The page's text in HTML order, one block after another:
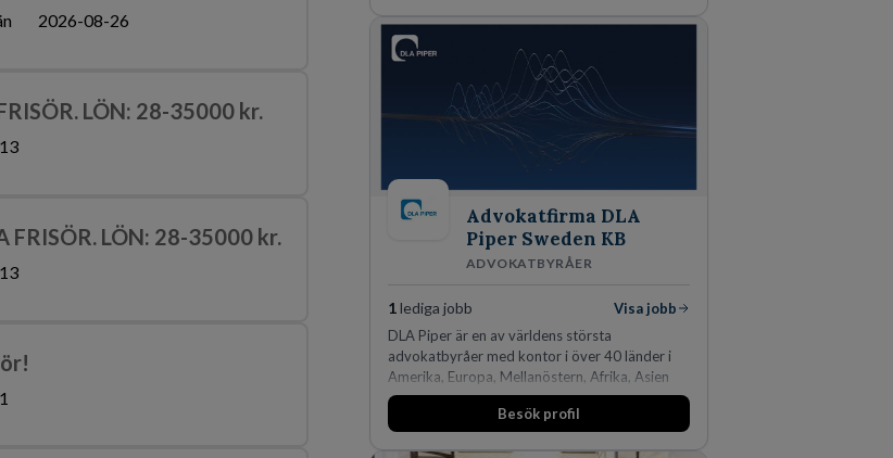
2026-08-26
LÖN: 28-35000 kr.
FRISÖR. LÖN: 28-35000 kr.
skydda, utveckla och kommersialisera
företagets viktigaste tillgångar.
Advokatfirma DLA
Piper Sweden KB
ADVOKATBYRÅER
1lediga jobb
Visa jobb
DLA Piper är en av världens största
advokatbyråer med kontor i över 40 länder i
Amerika, Europa, Mellanöstern, Afrika, Asien
och Oceanien. Vi är specialister inom
affärsjuridikens alla områden och vi har några
Besök profil